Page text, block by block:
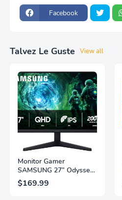
Facebook
Talvez Le Guste View all
Monitor Gamer
SAMSUNG 27” Odyssey
G5 G53F con Resolución
QHD, HDR10,
$169.99